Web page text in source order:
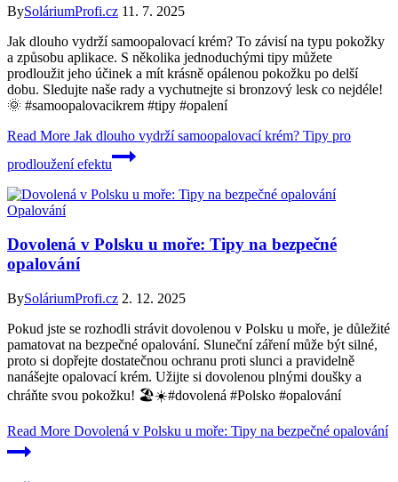
BySoláriumProfi.cz 11. 7. 2025
Jak dlouho vydrží samoopalovací krém? To závisí na typu pokožky
a způsobu aplikace. S několika jednoduchými tipy můžete
prodloužit jeho účinek a mít krásně opálenou pokožku po delší
dobu. Sledujte naše rady a vychutnejte si bronzový lesk co nejdéle!
🌞 #samoopalovacikrem #tipy #opalení
Read More Jak dlouho vydrží samoopalovací krém? Tipy pro
prodloužení efektu
Opalování
Dovolená v Polsku u moře: Tipy na bezpečné
opalování
BySoláriumProfi.cz 2. 12. 2025
Pokud jste se rozhodli strávit dovolenou v Polsku u moře, je důležité
pamatovat na bezpečné opalování. Sluneční záření může být silné,
proto si dopřejte dostatečnou ochranu proti slunci a pravidelně
nanášejte opalovací krém. Užijte si dovolenou plnými doušky a
chráňte svou pokožku! 🏖️☀️#dovolená #Polsko #opalování
Read More Dovolená v Polsku u moře: Tipy na bezpečné opalování